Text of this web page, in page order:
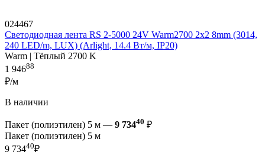
024467
Светодиодная лента RS 2-5000 24V Warm2700 2x2 8mm (3014,
240 LED/m, LUX) (Arlight, 14.4 Вт/м, IP20)
Warm | Тёплый 2700 K
1 94688
₽/м
В наличии
Пакет (полиэтилен) 5 м — 9 73440 ₽
Пакет (полиэтилен) 5 м
9 73440₽